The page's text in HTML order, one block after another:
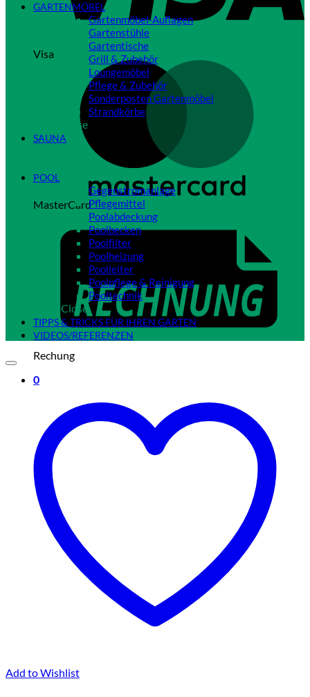
Visa
MasterCard
Rechung
0
GARTENMÖBEL
Gartenmöbel-Auflagen
Gartenstühle
Gartentische
Grill & Zubehör
Loungemöbel
Pflege & Zubehör
Sonderposten Gartenmöbel
Strandkörbe
Close
SAUNA
POOL
Gegenstromanlage
Pflegemittel
Poolabdeckung
Poolbecken
Poolfilter
Poolheizung
Poolleiter
Poolpflege & Reinigung
Pooltechnik
Close
TIPPS & TRICKS FÜR IHREN GARTEN
VIDEOS/REFERENZEN
Add to Wishlist